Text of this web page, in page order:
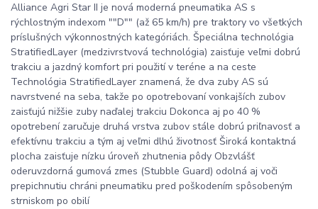
Alliance Agri Star II je nová moderná pneumatika AS s
rýchlostným indexom ""D"" (až 65 km/h) pre traktory vo všetkých
príslušných výkonnostných kategóriách. Špeciálna technológia
StratifiedLayer (medzivrstvová technológia) zaisťuje veľmi dobrú
trakciu a jazdný komfort pri použití v teréne a na ceste
Technológia StratifiedLayer znamená, že dva zuby AS sú
navrstvené na seba, takže po opotrebovaní vonkajších zubov
zaisťujú nižšie zuby naďalej trakciu Dokonca aj po 40 %
opotrebení zaručuje druhá vrstva zubov stále dobrú priľnavosť a
efektívnu trakciu a tým aj veľmi dlhú životnosť Široká kontaktná
plocha zaisťuje nízku úroveň zhutnenia pôdy Obzvlášť
oderuvzdorná gumová zmes (Stubble Guard) odolná aj voči
prepichnutiu chráni pneumatiku pred poškodením spôsobeným
strniskom po obilí